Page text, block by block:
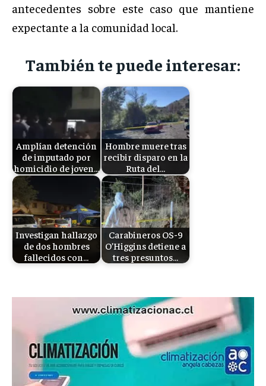
antecedentes sobre este caso que mantiene
expectante a la comunidad local.
También te puede interesar:
Amplían detención
de imputado por
homicidio de joven…
Hombre muere tras
recibir disparo en la
Ruta del…
Investigan hallazgo
de dos hombres
fallecidos con…
Carabineros OS-9
O’Higgins detiene a
tres presuntos…